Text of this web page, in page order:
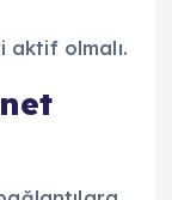
aktif olmalı.